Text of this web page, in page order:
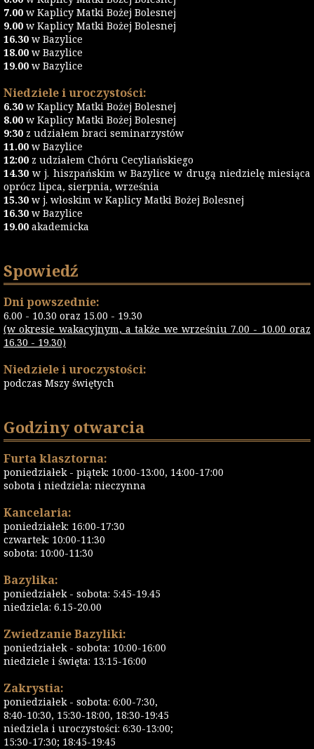
7.00 w Kaplicy Matki Bożej Bolesnej
9.00 w Kaplicy Matki Bożej Bolesnej
16.30 w Bazylice
18.00 w Bazylice
19.00 w Bazylice
Niedziele i uroczystości:
6.30 w Kaplicy Matki Bożej Bolesnej
8.00 w Kaplicy Matki Bożej Bolesnej
9:30 z udziałem braci seminarzystów
11.00 w Bazylice
12:00 z udziałem Chóru Cecyliańskiego
14.30 w j. hiszpańskim w Bazylice w drugą niedzielę miesiąca
oprócz lipca, sierpnia, września
15.30 w j. włoskim w Kaplicy Matki Bożej Bolesnej
16.30 w Bazylice
19.00 akademicka
Spowiedź
Dni powszednie:
6.00 - 10.30 oraz 15.00 - 19.30
(w okresie wakacyjnym, a także we wrześniu 7.00 - 10.00 oraz
16.30 - 19.30)
Niedziele i uroczystości:
podczas Mszy świętych
Godziny otwarcia
Furta klasztorna:
poniedziałek - piątek: 10:00-13:00, 14:00-17:00
sobota i niedziela: nieczynna
Kancelaria:
poniedziałek: 16:00-17:30
czwartek: 10:00-11:30
sobota: 10:00-11:30
Bazylika:
poniedziałek - sobota: 5:45-19.45
niedziela: 6.15-20.00
Zwiedzanie Bazyliki:
poniedziałek - sobota: 10:00-16:00
niedziele i święta: 13:15-16:00
Zakrystia:
poniedziałek - sobota: 6:00-7:30,
8:40-10:30, 15:30-18:00, 18:30-19:45
niedziela i uroczystości: 6:30-13:00;
15:30-17:30; 18:45-19:45